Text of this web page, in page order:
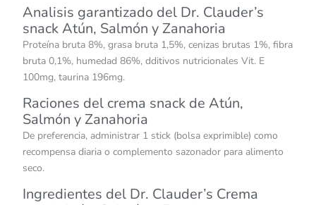
Analisis garantizado del Dr. Clauder’s
snack Atún, Salmón y Zanahoria
Proteína bruta 8%, grasa bruta 1,5%, cenizas brutas 1%, fibra
bruta 0,1%, humedad 86%, dditivos nutricionales Vit. E
100mg, taurina 196mg.
Raciones del crema snack de Atún,
Salmón y Zanahoria
De preferencia, administrar 1 stick (bolsa exprimible) como
recompensa diaria o complemento sazonador para alimento
seco.
Ingredientes del Dr. Clauder’s Crema